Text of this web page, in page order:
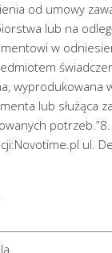
od umowy
lub na
w
wyprodukowana
lub służąca
ul.